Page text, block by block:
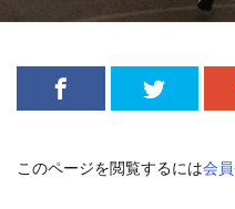
このページを閲覧するには会